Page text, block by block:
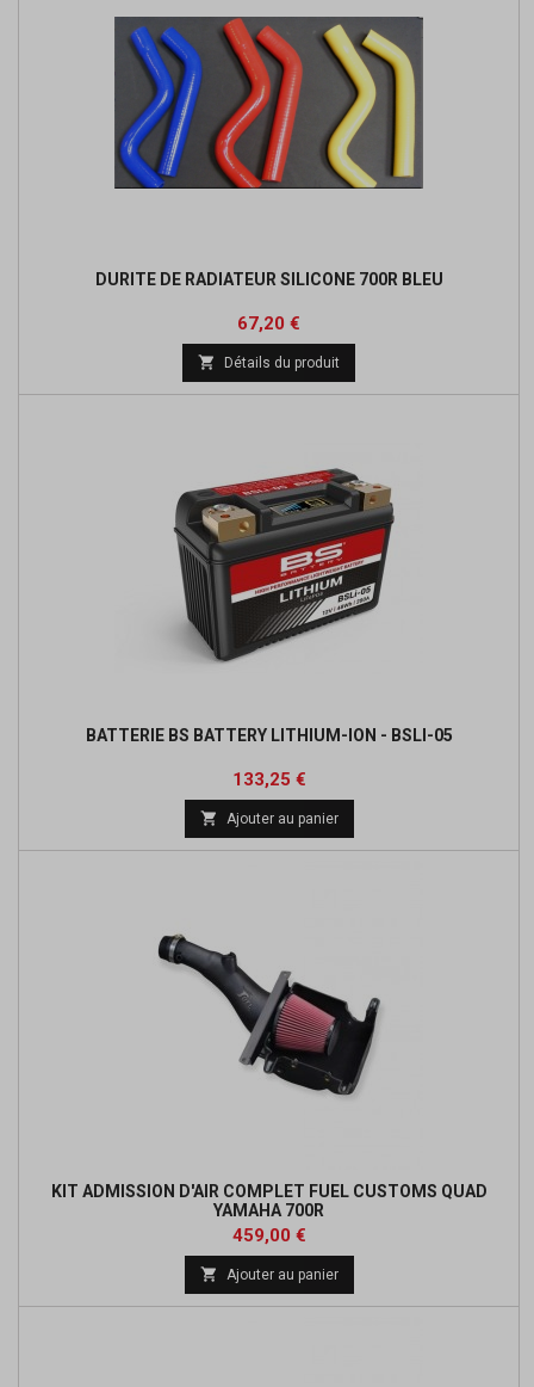
DURITE DE RADIATEUR SILICONE 700R BLEU
Prix
67,20 €
base
 Détails du produit
BATTERIE BS BATTERY LITHIUM-ION - BSLI-05
Prix
133,25 €Prix
de
base
 Ajouter au panier
KIT ADMISSION D'AIR COMPLET FUEL CUSTOMS QUAD
YAMAHA 700R
Prix
459,00 €Prix
de
base
 Ajouter au panier